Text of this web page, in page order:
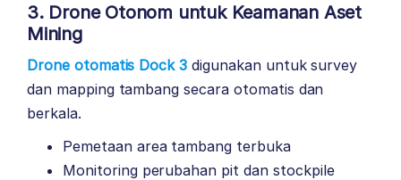
3. Drone Otonom untuk Keamanan Aset
Mining
Drone otomatis Dock 3 digunakan untuk survey
dan mapping tambang secara otomatis dan
berkala.
Pemetaan area tambang terbuka
Monitoring perubahan pit dan stockpile